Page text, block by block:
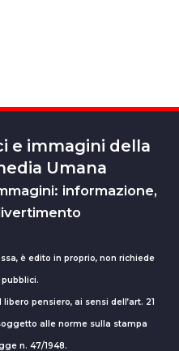
e immagini della
Umana
informazione,
è edito in proprio, non richiede
pensiero, ai sensi dell’art. 21
alle norme sulla stampa
n. 47/1948.